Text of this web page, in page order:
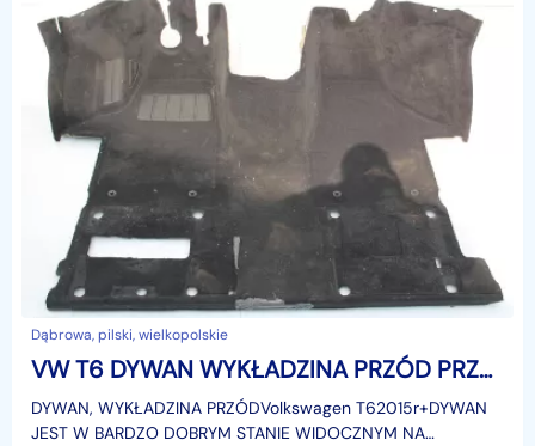
Dąbrowa, pilski, wielkopolskie
VW T6 DYWAN WYKŁADZINA PRZÓD PRZEDNI CZARNY Volkswagen Transporter
DYWAN, WYKŁADZINA PRZÓDVolkswagen T62015r+DYWAN
JEST W BARDZO DOBRYM STANIE WIDOCZNYM NA